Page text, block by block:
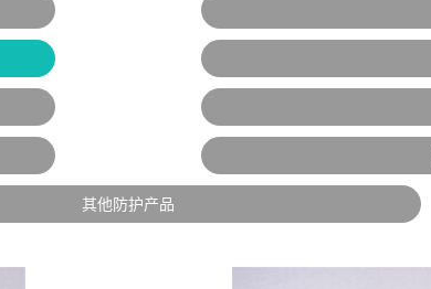
其他防护产品